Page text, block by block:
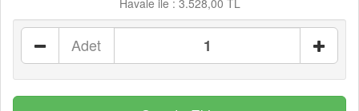
Havale ile : 3.528,00 TL
Adet